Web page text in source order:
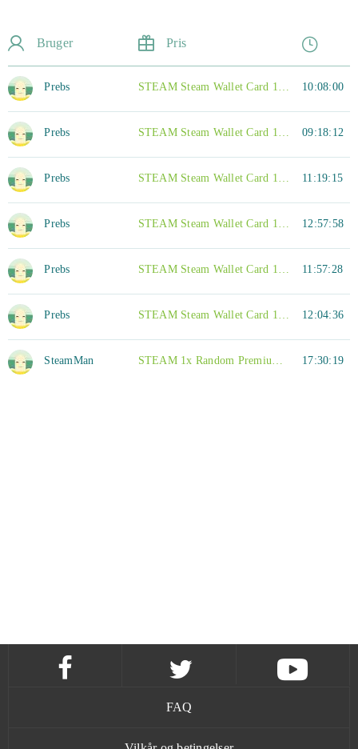
Bruger Pris
Prebs 10:08:00
STEAM Steam Wallet Card 10 EUR
Prebs 09:18:12
STEAM Steam Wallet Card 10 EUR
Prebs 11:19:15
STEAM Steam Wallet Card 10 EUR
Prebs 12:57:58
STEAM Steam Wallet Card 10 EUR
Prebs 11:57:28
STEAM Steam Wallet Card 10 EUR
Prebs 12:04:36
STEAM Steam Wallet Card 10 EUR
SteamMan 17:30:19
STEAM 1x Random Premium Plus Steam Key
FAQ